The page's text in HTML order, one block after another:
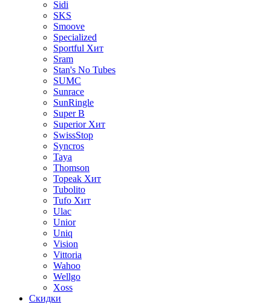
Sidi
SKS
Smoove
Specialized
Sportful Хит
Sram
Stan's No Tubes
SUMC
Sunrace
SunRingle
Super B
Superior Хит
SwissStop
Syncros
Taya
Thomson
Topeak Хит
Tubolito
Tufo Хит
Ulac
Unior
Uniq
Vision
Vittoria
Wahoo
Wellgo
Xoss
Скидки